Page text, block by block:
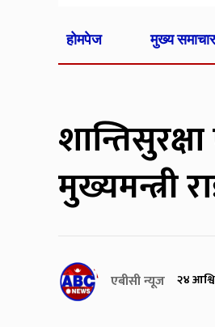
होमपेज मुख्य समाचार
मुख्यमन्त्री
एबीसी न्यूज २४